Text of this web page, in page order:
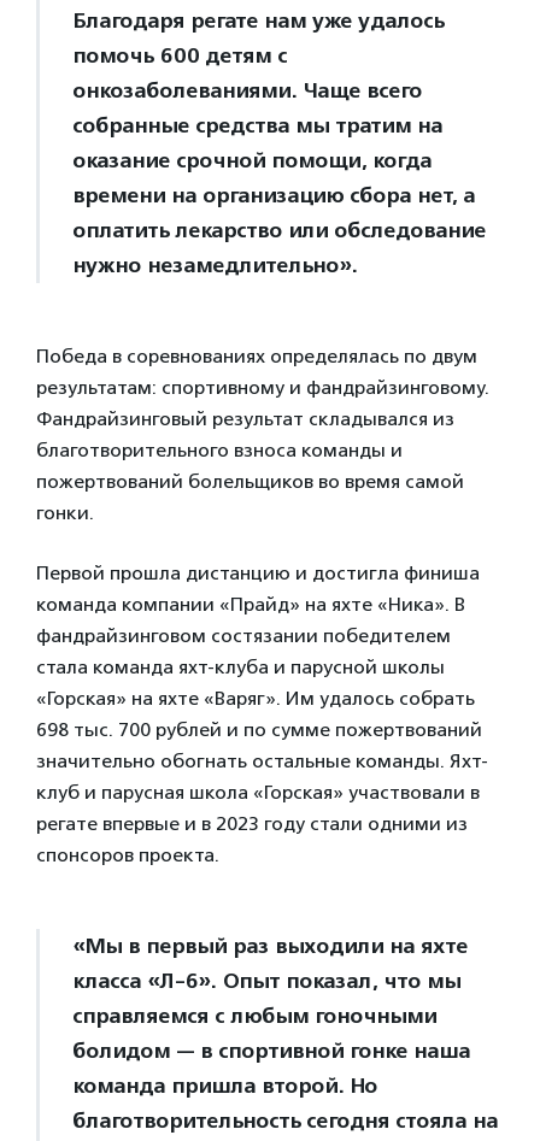
Благодаря регате нам уже удалось
помочь 600 детям с
онкозаболеваниями. Чаще всего
собранные средства мы тратим на
оказание срочной помощи, когда
времени на организацию сбора нет, а
оплатить лекарство или обследование
нужно незамедлительно».
Победа в соревнованиях определялась по двум
результатам: спортивному и фандрайзинговому.
Фандрайзинговый результат складывался из
благотворительного взноса команды и
пожертвований болельщиков во время самой
гонки.
Первой прошла дистанцию и достигла финиша
команда компании «Прайд» на яхте «Ника». В
фандрайзинговом состязании победителем
стала команда яхт-клуба и парусной школы
«Горская» на яхте «Варяг». Им удалось собрать
698 тыс. 700 рублей и по сумме пожертвований
значительно обогнать остальные команды. Яхт-
клуб и парусная школа «Горская» участвовали в
регате впервые и в 2023 году стали одними из
спонсоров проекта.
«Мы в первый раз выходили на яхте
класса «Л-6». Опыт показал, что мы
справляемся с любым гоночными
болидом — в спортивной гонке наша
команда пришла второй. Но
благотворительность сегодня стояла на